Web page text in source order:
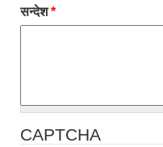
सन्देश*
CAPTCHA